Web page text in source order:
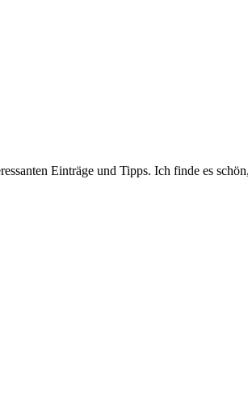
Einträge und Tipps. Ich finde es